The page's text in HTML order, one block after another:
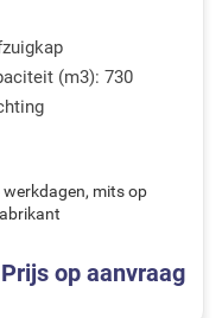
(m3): 730
werkdagen, mits op
Prijs op aanvraag